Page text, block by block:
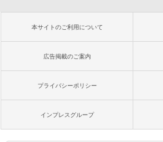
本サイトのご利用について
広告掲載のご案内
プライバシーポリシー
インプレスグループ